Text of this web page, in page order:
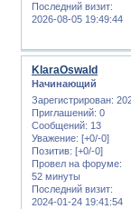
Последний визит:
2026-08-05 19:49:44
KlaraOswald
Начинающий
Зарегистрирован:
Приглашений: 0
Сообщений: 13
Уважение: [+0/-0]
Позитив: [+0/-0]
Провел на форуме:
52 минуты
Последний визит:
2024-01-24 19:41:54